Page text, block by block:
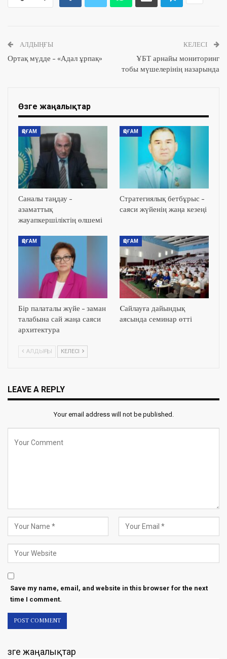
АЛДЫҢҒЫ
Ортақ мүдде – «Адал ұрпақ»
КЕЛЕСІ
ҰБТ арнайы мониторинг
тобы мүшелерінің назарында
Өзге жаңалықтар
ҚОҒАМ
Саналы таңдау –
азаматтық
жауапкершіліктің өлшемі
ҚОҒАМ
Стратегиялық бетбұрыс –
саяси жүйенің жаңа кезеңі
ҚОҒАМ
Бір палаталы жүйе – заман
талабына сай жаңа саяси
архитектура
ҚОҒАМ
Cайлауға дайындық
аясында семинар өтті
АЛДЫҢҒЫ КЕЛЕСІ
LEAVE A REPLY
Your email address will not be published.
Save my name, email, and website in this browser for the next
time I comment.
Өзге жаңалықтар